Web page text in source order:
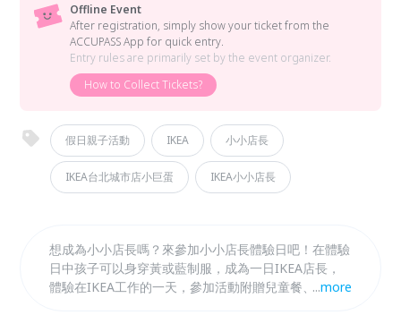
Offline Event
After registration, simply show your ticket from the
ACCUPASS App for quick entry.
Entry rules are primarily set by the event organizer.
How to Collect Tickets?
假日親子活動 IKEA 小小店長
IKEA台北城市店小巨蛋 IKEA小小店長
想成為小小店長嗎？來參加小小店長體驗日吧！在體驗
日中孩子可以身穿黃或藍制服，成為一日IKEA店長，
體驗在IKEA工作的一天，參加活動附贈兒童餐、玩具
...more